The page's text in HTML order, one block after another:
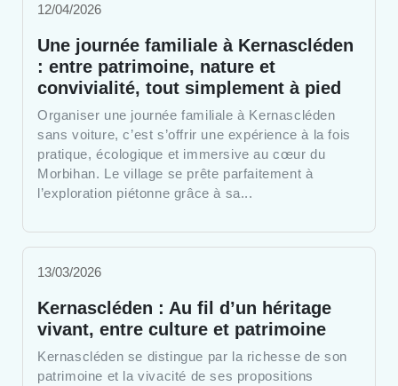
12/04/2026
Une journée familiale à Kernascléden
: entre patrimoine, nature et
convivialité, tout simplement à pied
Organiser une journée familiale à Kernascléden
sans voiture, c’est s’offrir une expérience à la fois
pratique, écologique et immersive au cœur du
Morbihan. Le village se prête parfaitement à
l’exploration piétonne grâce à sa...
13/03/2026
Kernascléden : Au fil d’un héritage
vivant, entre culture et patrimoine
Kernascléden se distingue par la richesse de son
patrimoine et la vivacité de ses propositions